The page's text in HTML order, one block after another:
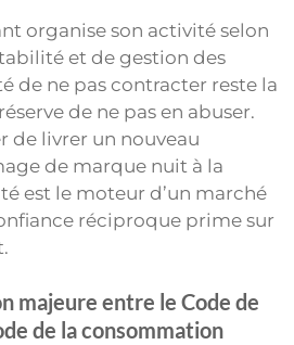
organise son activité selon
et de gestion des
de ne pas contracter reste la
de ne pas en abuser.
de livrer un nouveau
de marque nuit à la
est le moteur d’un marché
réciproque prime sur
majeure entre le Code de
de la consommation